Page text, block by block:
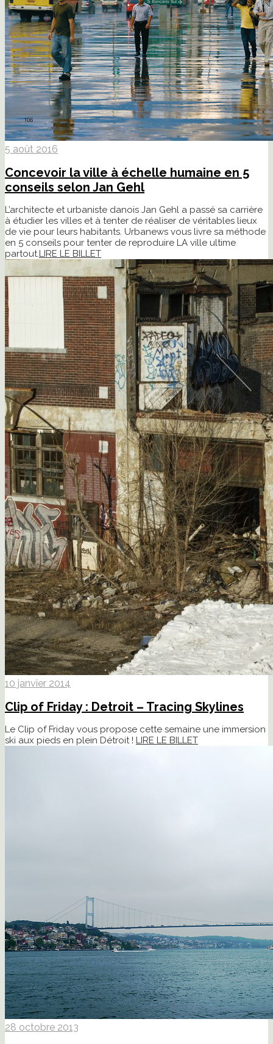
5 août 2016
Concevoir la ville à échelle humaine en 5
conseils selon Jan Gehl
L’architecte et urbaniste danois Jan Gehl a passé sa carrière
à étudier les villes et à tenter de réaliser de véritables lieux
de vie pour leurs habitants. Urbanews vous livre sa méthode
en 5 conseils pour tenter de reproduire LA ville ultime
partout.LIRE LE BILLET
10 janvier 2014
Clip of Friday : Detroit – Tracing Skylines
Le Clip of Friday vous propose cette semaine une immersion
ski aux pieds en plein Détroit ! LIRE LE BILLET
28 octobre 2013